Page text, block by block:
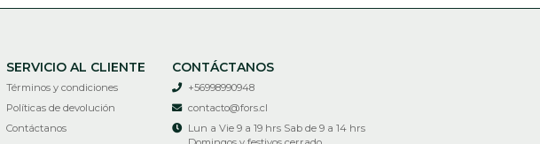
SERVICIO AL CLIENTE
Términos y condiciones
Políticas de devolución
Contáctanos
CONTÁCTANOS
+56998990948
contacto@fors.cl
Lun a Vie 9 a 19 hrs Sab de 9 a 14 hrs